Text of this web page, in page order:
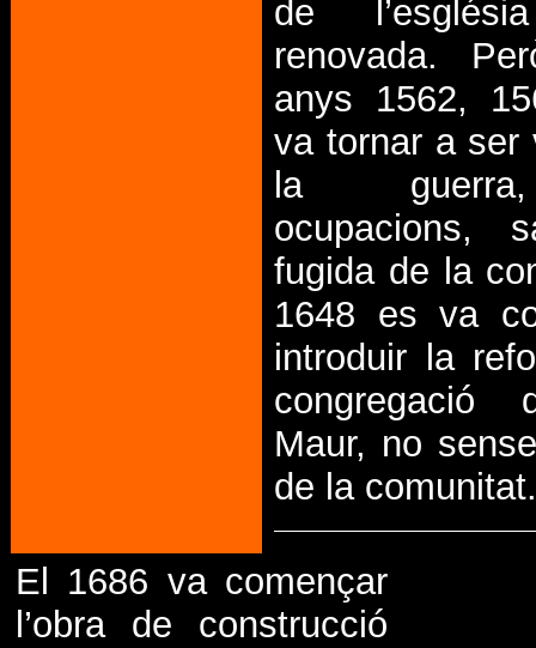
de
renovada.
anys 1562,
va tornar a ser
la
ocupacions,
fugida de la
1648 es va
introduir la
congregació
Maur, no
de la comunitat.
El 1686 va començar
l’obra de construcció